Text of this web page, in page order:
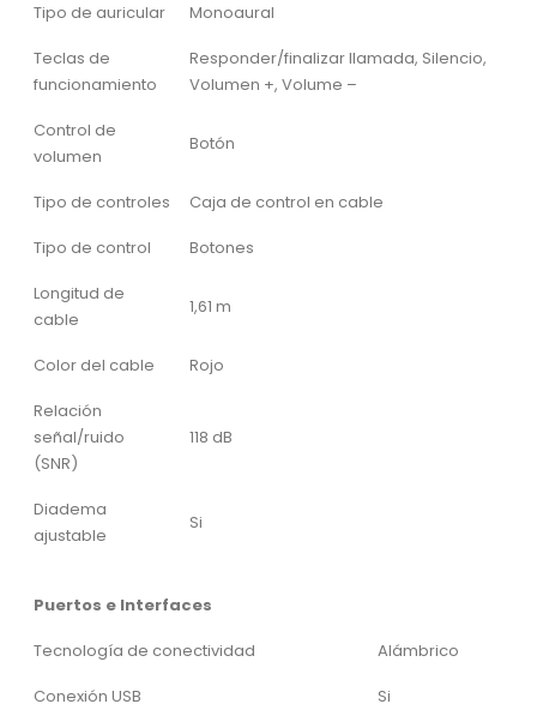
Tipo de auricular
Monoaural
Teclas de
funcionamiento
Responder/finalizar llamada, Silencio,
Volumen +, Volume –
Control de
volumen
Botón
Tipo de controles
Caja de control en cable
Tipo de control
Botones
Longitud de
cable
1,61 m
Color del cable
Rojo
Relación
señal/ruido
(SNR)
118 dB
Diadema
ajustable
Si
Puertos e Interfaces
Tecnología de conectividad
Alámbrico
Conexión USB
Si